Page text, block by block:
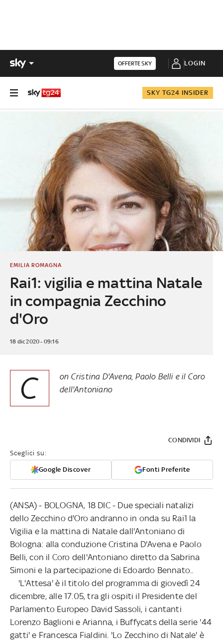
OFFERTE SKY LOGIN
SKY TG24 INSIDER
Rai1: vigilia e mattina Natale
in compagnia Zecchino
d'Oro
EMILIA ROMAGNA
18 dic 2020 - 09:16
C
on Cristina D'Avena, Paolo Belli e il Coro
dell'Antoniano
Sceglici su:
Google Discover Fonti Preferite
CONDIVIDI
(ANSA) - BOLOGNA, 18 DIC - Due speciali natalizi
dello Zecchino d'Oro andranno in onda su Rai1 la
Vigilia e la mattina di Natale dall'Antoniano di
Bologna: alla conduzione Cristina D'Avena e Paolo
Belli, con il Coro dell'Antoniano diretto da Sabrina
Simoni e la partecipazione di Edoardo Bennato..
'L'Attesa' è il titolo del programma di giovedì 24
dicembre, alle 17.05, tra gli ospiti il Presidente del
Parlamento Europeo David Sassoli, i cantanti
Lorenzo Baglioni e Arianna, i Buffycats della serie '44
gatti' e Francesca Fialdini. 'Lo Zecchino di Natale' è